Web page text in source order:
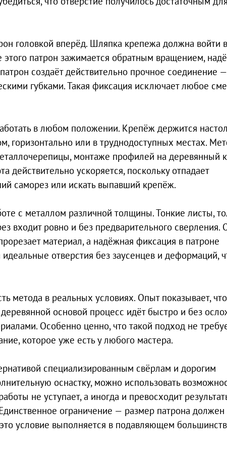
головкой вперёд. Шляпка крепежа должна войти в
патрон зажимается обратным вращением,
создаёт действительно прочное соединение —
губками. Такая фиксация исключает любое
в любом положении. Крепёж держится
горизонтально или в труднодоступных местах.
монтаже профилей на деревянный
действительно ускоряется, поскольку отпадает
саморез или искать выпавший крепёж.
с металлом различной толщины. Тонкие листы,
входит ровно и без предварительного сверления.
материал, а надёжная фиксация в патроне
отверстия без заусенцев и деформаций,
метода в реальных условиях. Опыт показывает,
основой процесс идёт быстро и без
Особенно ценно, что такой подход не
которое уже есть у любого мастера.
специализированным свёрлам и дорогим
оснастку, можно использовать
не уступает, а иногда и превосходит
ограничение — размер патрона должен
условие выполняется в подавляющем